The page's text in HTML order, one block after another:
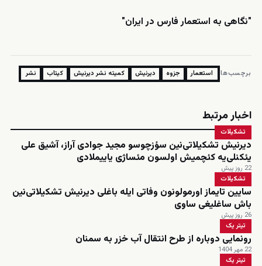
"نگاهی به استعمار فارس در ایران"
برچسب‌ها: استعمار جزوه دیرنیش کمیته نشر دیرنیش کیتاب نشر
اخبار مرتبط
تشکیلات
دیرنیش تشکیلاتی‌نین سؤزچوسو مجید جوادی آراز، آشیق علی
یئکنلی‌یه کئچمیش اولسون مئساژی یاییملادی
22 روز پیش
تشکیلات
سایین تایماز اورمولونون وفاتی ایله باغلی دیرنیش تشکیلاتی‌نین
باش ساغلیغی ساوی
26 روز پیش
تیتر یک
رونمایی دوباره از طرح انتقال آب خزر به سمنان
22 مهر 1404
تیتر یک